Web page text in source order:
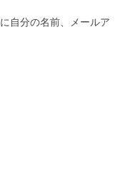
自分の名前、メールア